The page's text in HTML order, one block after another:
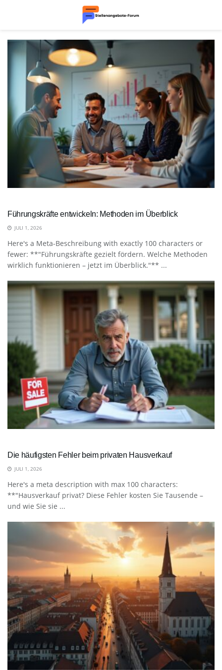
Führungskräfte entwickeln: Methoden im Überblick
JULI 1, 2026
Here's a Meta-Beschreibung with exactly 100 characters or
fewer: **"Führungskräfte gezielt fördern. Welche Methoden
wirklich funktionieren – jetzt im Überblick."** ...
Die häufigsten Fehler beim privaten Hausverkauf
JULI 1, 2026
Here's a meta description with max 100 characters:
**"Hausverkauf privat? Diese Fehler kosten Sie Tausende –
und wie Sie sie ...